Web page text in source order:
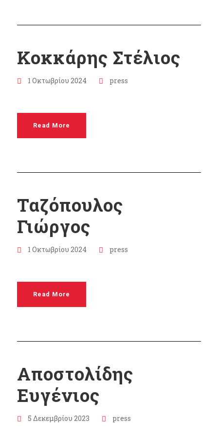
Κοκκάρης Στέλιος
1 Οκτωβρίου 2024 press
Read More
Ταζόπουλος
Γιώργος
1 Οκτωβρίου 2024 press
Read More
Αποστολίδης
Ευγένιος
5 Δεκεμβρίου 2023 press